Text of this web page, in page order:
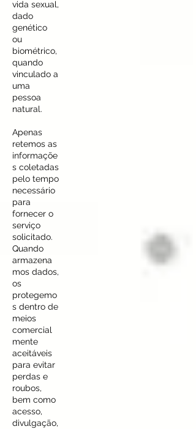
vida sexual,
dado
genético
ou
biométrico,
quando
vinculado a
uma
pessoa
natural.
Apenas
retemos as
informaçõe
s coletadas
pelo tempo
necessário
para
fornecer o
serviço
solicitado.
Quando
armazena
mos dados,
os
protegemo
s dentro de
meios
comercial
mente
aceitáveis
para evitar
perdas e
roubos,
bem como
acesso,
divulgação,